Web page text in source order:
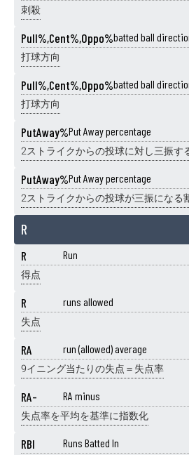
刺殺
Pull%,Cent%,Oppo%batted ball
打球方向
Pull%,Cent%,Oppo%batted ball
打球方向
PutAway%Put Away percentage
2ストライクからの投球に対し三振す
PutAway%Put Away percentage
2ストライクからの投球が三振になる
R
R Run
得点
R runs allowed
失点
RA run (allowed) average
9イニング当たりの失点＝失点率
RA- RA minus
失点率を平均を基準に指数化
RBI Runs Batted In